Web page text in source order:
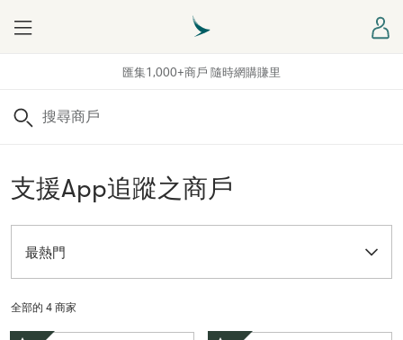
匯集1,000+商戶 隨時網購賺里
Menu
搜尋
支援App追蹤之商戶
最熱門
全部的 4 商家